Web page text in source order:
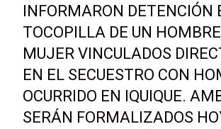
INFORMARON DETENCIÓN
TOCOPILLA DE UN
MUJER VINCULADOS
EN EL SECUESTRO CON
OCURRIDO EN IQUIQUE.
SERÁN FORMALIZADOS